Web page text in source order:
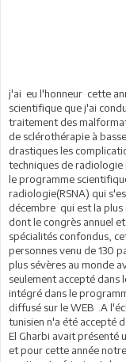
j'ai eu l'honneur cette
scientifique que j'ai
traitement des
de sclérothérapie à
drastiques les
techniques de radiologie
le programme
radiologie(RSNA) qui
décembre qui est la
dont le congrès annuel
spécialités confondus,
personnes venu de 130
plus sévères au monde
seulement accepté dans
intégré dans le
diffusé sur le WEB .A
tunisien n'a été accepté
El Gharbi avait présenté
et pour cette année